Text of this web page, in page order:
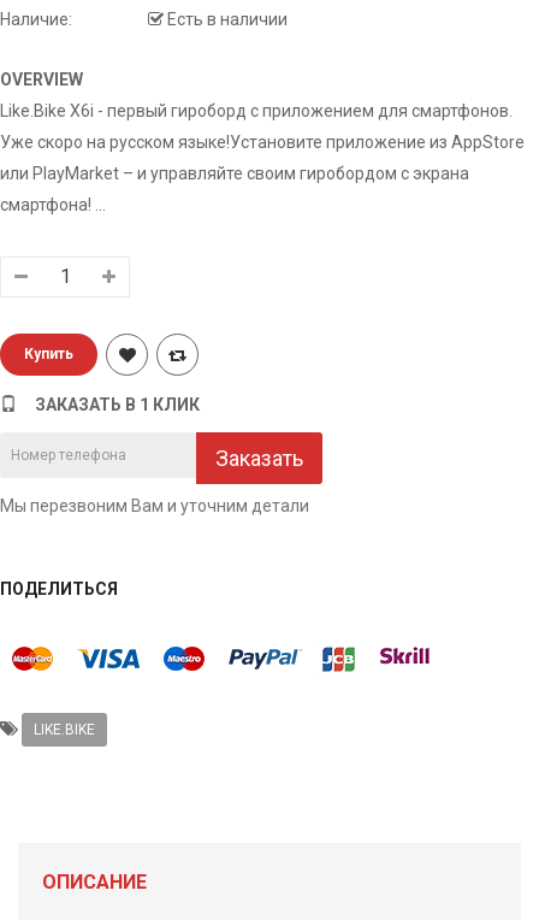
Наличие:
Есть в наличии
OVERVIEW
Like.Bike X6i - первый гироборд с приложением для смартфонов.
Уже скоро на русском языке!Установите приложение из AppStore
или PlayMarket – и управляйте своим гиробордом с экрана
смартфона! ...
ЗАКАЗАТЬ В 1 КЛИК
Заказать
Мы перезвоним Вам и уточним детали
ПОДЕЛИТЬСЯ
LIKE.BIKE
ОПИСАНИЕ